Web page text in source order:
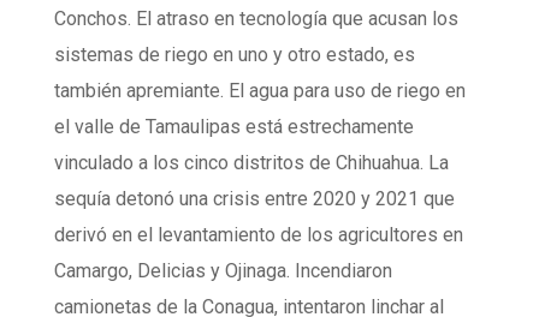
Conchos. El atraso en tecnología que acusan los
sistemas de riego en uno y otro estado, es
también apremiante. El agua para uso de riego en
el valle de Tamaulipas está estrechamente
vinculado a los cinco distritos de Chihuahua. La
sequía detonó una crisis entre 2020 y 2021 que
derivó en el levantamiento de los agricultores en
Camargo, Delicias y Ojinaga. Incendiaron
camionetas de la Conagua, intentaron linchar al